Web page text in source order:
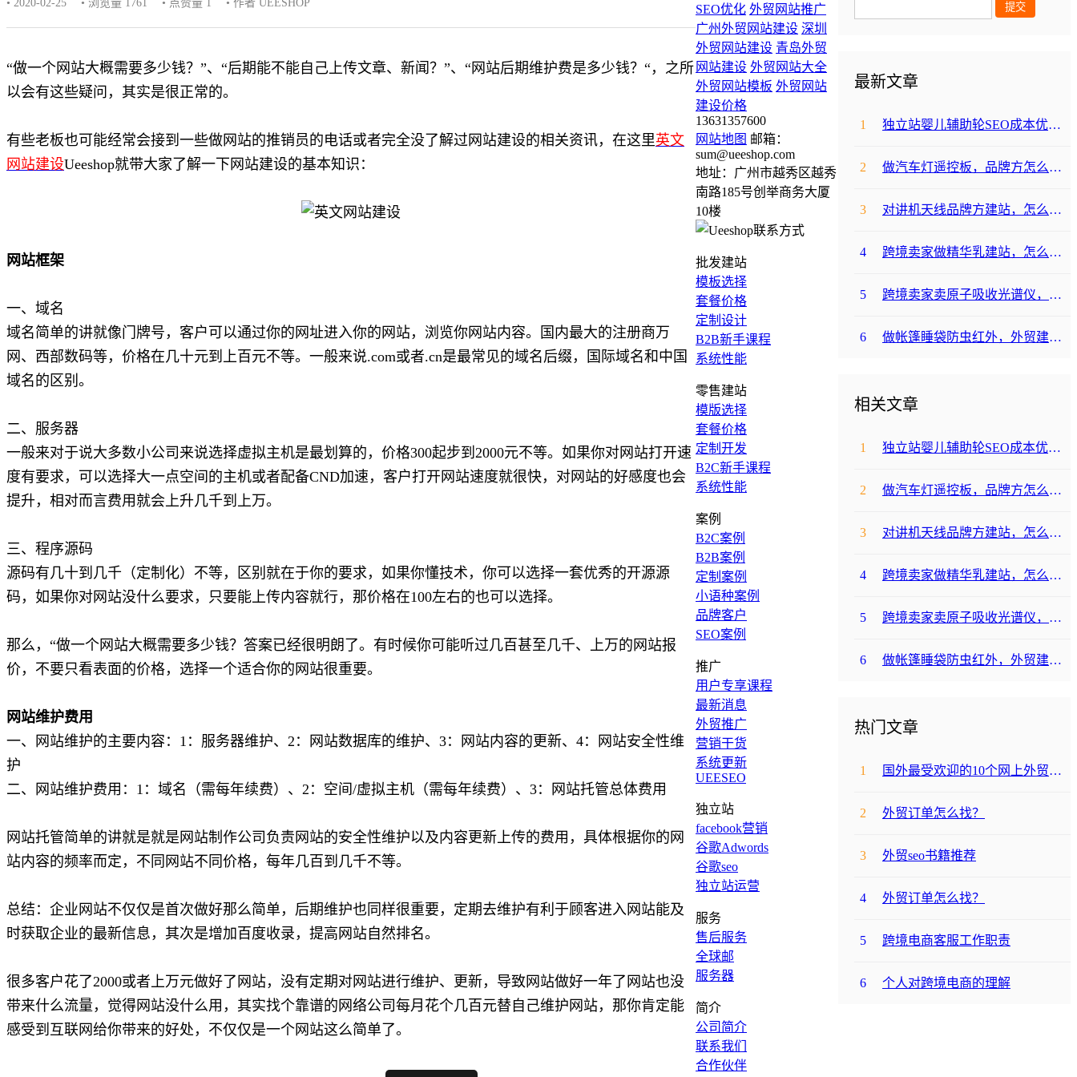
• 2020-02-25 • 浏览量 1761 • 点赞量 1 • 作者 UEESHOP
“做一个网站大概需要多少钱？”、“后期能不能自己上传文章、新闻？”、“网站后期维护费是多少钱？“，之所
以会有这些疑问，其实是很正常的。
有些老板也可能经常会接到一些做网站的推销员的电话或者完全没了解过网站建设的相关资讯，在这里英文
网站建设Ueeshop就带大家了解一下网站建设的基本知识：
网站框架
一、域名
域名简单的讲就像门牌号，客户可以通过你的网址进入你的网站，浏览你网站内容。国内最大的注册商万
网、西部数码等，价格在几十元到上百元不等。一般来说.com或者.cn是最常见的域名后缀，国际域名和中国
域名的区别。
二、服务器
一般来对于说大多数小公司来说选择虚拟主机是最划算的，价格300起步到2000元不等。如果你对网站打开速
度有要求，可以选择大一点空间的主机或者配备CND加速，客户打开网站速度就很快，对网站的好感度也会
提升，相对而言费用就会上升几千到上万。
三、程序源码
源码有几十到几千（定制化）不等，区别就在于你的要求，如果你懂技术，你可以选择一套优秀的开源源
码，如果你对网站没什么要求，只要能上传内容就行，那价格在100左右的也可以选择。
那么，“做一个网站大概需要多少钱？答案已经很明朗了。有时候你可能听过几百甚至几千、上万的网站报
价，不要只看表面的价格，选择一个适合你的网站很重要。
网站维护费用
一、网站维护的主要内容：1：服务器维护、2：网站数据库的维护、3：网站内容的更新、4：网站安全性维
护
二、网站维护费用：1：域名（需每年续费）、2：空间/虚拟主机（需每年续费）、3：网站托管总体费用
网站托管简单的讲就是就是网站制作公司负责网站的安全性维护以及内容更新上传的费用，具体根据你的网
站内容的频率而定，不同网站不同价格，每年几百到几千不等。
总结：企业网站不仅仅是首次做好那么简单，后期维护也同样很重要，定期去维护有利于顾客进入网站能及
时获取企业的最新信息，其次是增加百度收录，提高网站自然排名。
很多客户花了2000或者上万元做好了网站，没有定期对网站进行维护、更新，导致网站做好一年了网站也没
带来什么流量，觉得网站没什么用，其实找个靠谱的网络公司每月花个几百元替自己维护网站，那你肯定能
感受到互联网给你带来的好处，不仅仅是一个网站这么简单了。
最新文章
1 独立站婴儿辅助轮SEO成本优化咋避坑？
2 做汽车灯遥控板，品牌方怎么选平台避坑？
3 对讲机天线品牌方建站，怎么降低成本啊？
4 跨境卖家做精华乳建站，怎么选合适提升转化？
5 跨境卖家卖原子吸收光谱仪，选哪个建站平台合适？
6 做帐篷睡袋防虫红外，外贸建站平台哪个合适？
相关文章
1 独立站婴儿辅助轮SEO成本优化咋避坑？
2 做汽车灯遥控板，品牌方怎么选平台避坑？
3 对讲机天线品牌方建站，怎么降低成本啊？
4 跨境卖家做精华乳建站，怎么选合适提升转化？
5 跨境卖家卖原子吸收光谱仪，选哪个建站平台合适？
6 做帐篷睡袋防虫红外，外贸建站平台哪个合适？
热门文章
1 国外最受欢迎的10个网上外贸购物网站
2 外贸订单怎么找？
3 外贸seo书籍推荐
4 外贸订单怎么找？
5 跨境电商客服工作职责
6 个人对跨境电商的理解
SEO优化 外贸网站推广
广州外贸网站建设 深圳
外贸网站建设 青岛外贸
网站建设 外贸网站大全
外贸网站模板 外贸网站
建设价格
13631357600
网站地图 邮箱：
sum@ueeshop.com
地址：广州市越秀区越秀
南路185号创举商务大厦
10楼
批发建站
模板选择
套餐价格
定制设计
B2B新手课程
系统性能
零售建站
模版选择
套餐价格
定制开发
B2C新手课程
系统性能
案例
B2C案例
B2B案例
定制案例
小语种案例
品牌客户
SEO案例
推广
用户专享课程
最新消息
外贸推广
营销干货
系统更新
UEESEO
独立站
facebook营销
谷歌Adwords
谷歌seo
独立站运营
服务
售后服务
全球邮
服务器
简介
公司简介
联系我们
合作伙伴